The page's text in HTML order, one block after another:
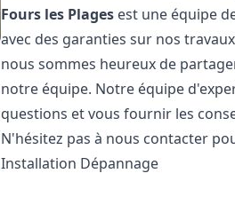
Fours les Plages est une équipe
avec des garanties sur nos
nous sommes heureux de
notre équipe. Notre équipe
questions et vous fournir les
N'hésitez pas à nous contacter
Installation Dépannage